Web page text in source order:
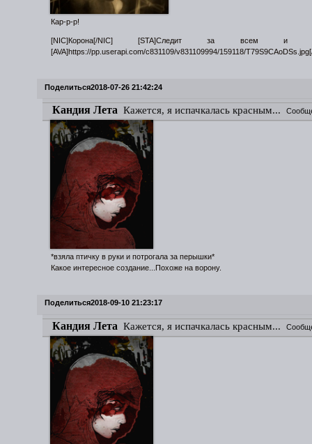
Кар-р-р!
[NIC]Корона[/NIC] [STA]Следит за всем и
[AVA]https://pp.userapi.com/c831109/v831109994/159118/
Поделиться2018-07-26 21:42:24
Кандия Лета Кажется, я испачкалась красным...
*взяла птичку в руки и потрогала за перышки*
Какое интересное создание...Похоже на ворону.
Поделиться2018-09-10 21:23:17
Кандия Лета Кажется, я испачкалась красным...